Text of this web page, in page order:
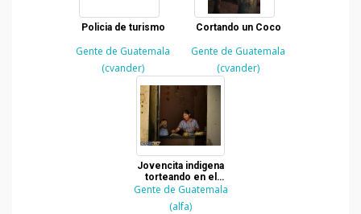
Policia de turismo
Gente de Guatemala
(cvander)
Cortando un Coco
Gente de Guatemala
(cvander)
Jovencita indigena
torteando en el
Centro Historico de la
Ciudad de Guatemala
Gente de Guatemala
(alfa)